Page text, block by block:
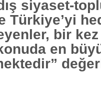
siyaset-
Türkiye’yi
bir
en